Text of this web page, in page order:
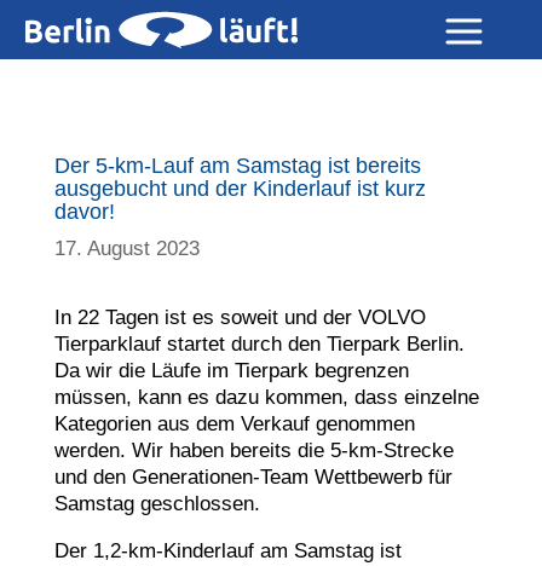
Der 5-km-Lauf am Samstag ist bereits
ausgebucht und der Kinderlauf ist kurz
davor!
17. August 2023
In 22 Tagen ist es soweit und der VOLVO
Tierparklauf startet durch den Tierpark Berlin.
Da wir die Läufe im Tierpark begrenzen
müssen, kann es dazu kommen, dass einzelne
Kategorien aus dem Verkauf genommen
werden. Wir haben bereits die 5-km-Strecke
und den Generationen-Team Wettbewerb für
Samstag geschlossen.
Der 1,2-km-Kinderlauf am Samstag ist